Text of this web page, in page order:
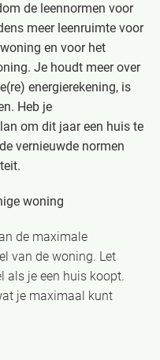
de leennormen voor
meer leenruimte voor
en voor het
Je houdt meer over
energierekening, is
Heb je
om dit jaar een huis te
vernieuwde normen
woning
de maximale
van de woning. Let
als je een huis koopt.
je maximaal kunt